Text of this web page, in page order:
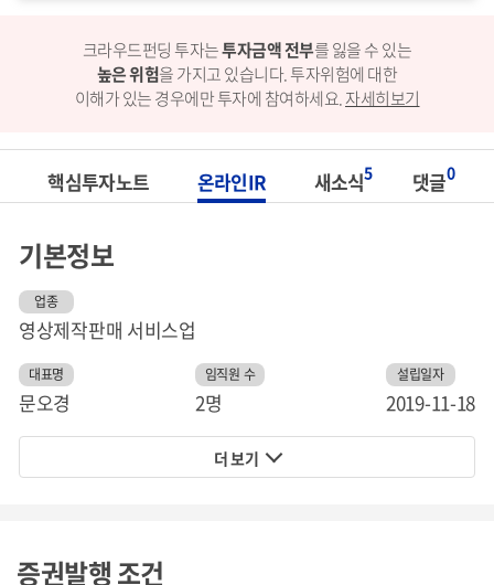
크라우드펀딩 투자는투자금액 전부를 잃을 수 있는
높은 위험을 가지고 있습니다.투자위험에 대한
이해가 있는 경우에만 투자에 참여하세요.자세히보기
핵심투자노트 온라인IR 새소식5 댓글0
기본정보
업종
영상제작판매 서비스업
대표명
문오경
임직원 수
2명
설립일자
2019-11-18
더 보기
증권발행조건